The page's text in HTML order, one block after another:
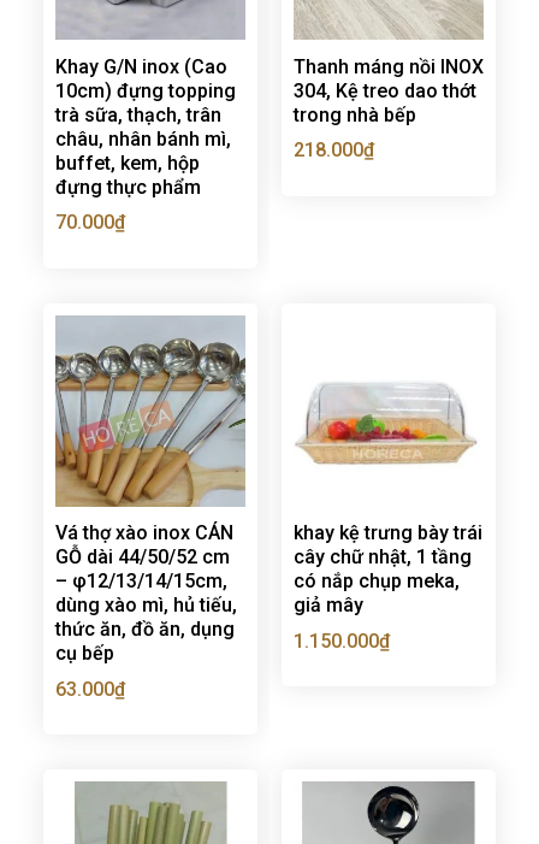
Khay G/N inox (Cao
10cm) đựng topping
trà sữa, thạch, trân
châu, nhân bánh mì,
buffet, kem, hộp
đựng thực phẩm
70.000₫
Thanh máng nồi INOX
304, Kệ treo dao thớt
trong nhà bếp
218.000₫
Vá thợ xào inox CÁN
GỖ dài 44/50/52 cm
– φ12/13/14/15cm,
dùng xào mì, hủ tiếu,
thức ăn, đồ ăn, dụng
cụ bếp
63.000₫
khay kệ trưng bày trái
cây chữ nhật, 1 tầng
có nắp chụp meka,
giả mây
1.150.000₫